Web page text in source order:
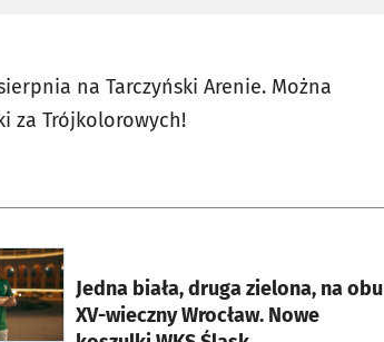
na Tarczyński Arenie. Można
za Trójkolorowych!
Jedna biała, druga zielona, na obu
XV-wieczny Wrocław. Nowe
się w nowej karcie